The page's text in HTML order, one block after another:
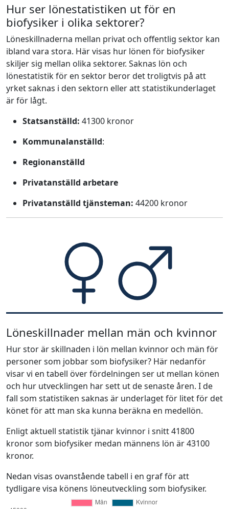
Hur ser lönestatistiken ut för en
biofysiker i olika sektorer?
Löneskillnaderna mellan privat och offentlig sektor kan
ibland vara stora. Här visas hur lönen för biofysiker
skiljer sig mellan olika sektorer. Saknas lön och
lönestatistik för en sektor beror det troligtvis på att
yrket saknas i den sektorn eller att statistikunderlaget
är för lågt.
Statsanställd: 41300 kronor
Kommunalanställd:
Regionanställd
Privatanställd arbetare
Privatanställd tjänsteman: 44200 kronor
Löneskillnader mellan män och kvinnor
Hur stor är skillnaden i lön mellan kvinnor och män för
personer som jobbar som biofysiker? Här nedanför
visar vi en tabell över fördelningen ser ut mellan könen
och hur utvecklingen har sett ut de senaste åren. I de
fall som statistiken saknas är underlaget för litet för det
könet för att man ska kunna beräkna en medellön.
Enligt aktuell statistik tjänar kvinnor i snitt 41800
kronor som biofysiker medan männens lön är 43100
kronor.
Nedan visas ovanstående tabell i en graf för att
tydligare visa könens löneutveckling som biofysiker.